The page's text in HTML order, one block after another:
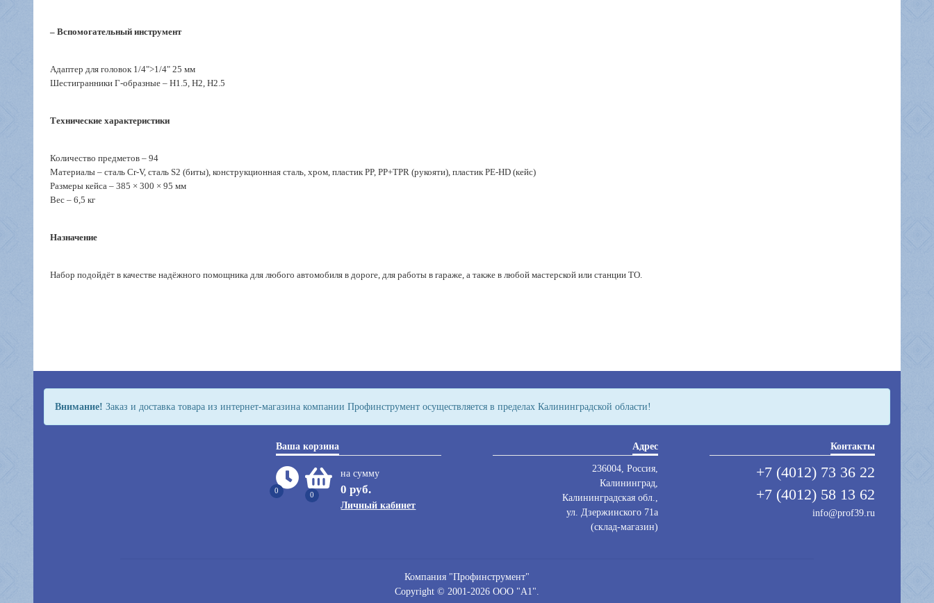
– Вспомогательный инструмент
Адаптер для головок 1/4">1/4" 25 мм
Шестигранники Г-образные – H1.5, H2, H2.5
Технические характеристики
Количество предметов – 94
Материалы – сталь Cr-V, сталь S2 (биты), конструкционная сталь, хром, пластик PP, PP+TPR (рукояти), пластик PE-HD (кейс)
Размеры кейса – 385 × 300 × 95 мм
Вес – 6,5 кг
Назначение
Набор подойдёт в качестве надёжного помощника для любого автомобиля в дороге, для работы в гараже, а также в любой мастерской или станции ТО.
Внимание! Заказ и доставка товара из интернет-магазина компании Профинструмент осуществляется в пределах Калининградской области!
Ваша корзина
0 0
на сумму
0 руб.
Личный кабинет
Адрес
236004, Россия,
Калининград,
Калининградская обл.,
ул. Дзержинского 71а
(склад-магазин)
Контакты
+7 (4012) 73 36 22
+7 (4012) 58 13 62
info@prof39.ru
Компания "Профинструмент"
Copyright © 2001-2026 ООО "А1".